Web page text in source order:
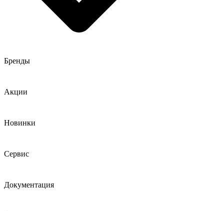
Бренды
Акции
Новинки
Сервис
Документация